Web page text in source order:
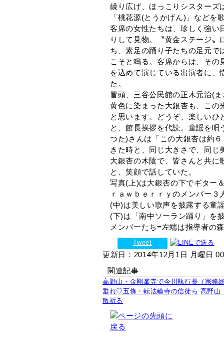
繰り広げ、ほっこりシスターズ
「桃花源(とうかげん)」などを
客席の女性たちは、珍しく強い
りして見物。〝黄金ステージ
ち、素足の踊り子たちの足元で
こそと鳴る。客席からは、その
を込めて演じている出演者に、
た。
冒頭、三谷公民館の正木元治(
黄色に染まった大銀杏も、この
と思います。どうぞ、楽しいひ
と、館長挨拶を代読。童謡を唄
つた)さんは「この大銀杏は約
きた時と、同じ大きさで、同じ
大銀杏の木陰で、皆さんと共に
と、笑顔で話していた。
写真(上)は大銀杏の下でギター
ｒａｗｂｅｒｒｙのメンバー
(中)は美しい歌声を披露する童
(下)は「南中ソーラン踊り」を
メンバーたち=左端は指導者の
Tweet
更新日：2014年12月1日 月曜日
関連記事
高野山・金剛峯寺で今川執行長（宗務
垂れ♡五條・転法輪寺の信徒ら 高野山
散祈る